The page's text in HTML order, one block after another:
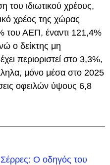
του ιδιωτικού χρέους,
χρέος της χώρας
του ΑΕΠ, έναντι 121,4%
ο δείκτης μη
περιοριστεί στο 3,3%,
μόνο μέσα στο 2025
οφειλών ύψους 6,8
Ο οδηγός του